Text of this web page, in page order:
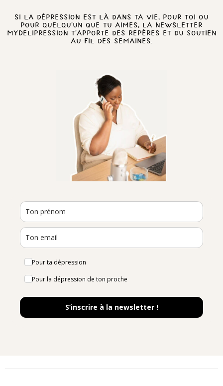
Si la dépression est là dans ta vie, pour toi ou
pour quelqu’un que tu aimes, la newsletter
MyDelipression t’apporte des repères et du soutien
au fil des semaines.
Pour ta dépression
Pour la dépression de ton proche
S’inscrire à la newsletter !